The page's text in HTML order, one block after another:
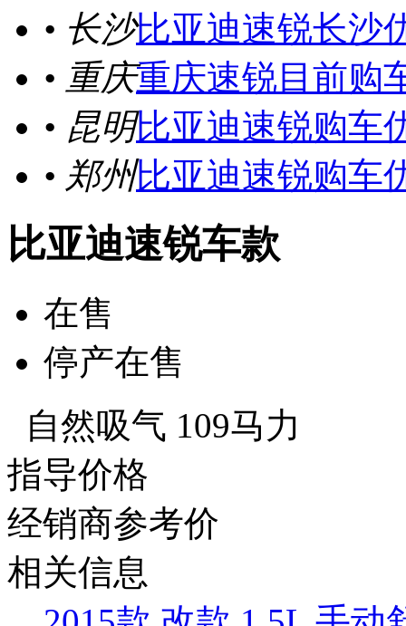
• 长沙比亚迪速锐长沙
• 重庆重庆速锐目前购
• 昆明比亚迪速锐购车
• 郑州比亚迪速锐购车
比亚迪速锐车款
在售
停产在售
自然吸气 109马力
指导价格
经销商参考价
相关信息